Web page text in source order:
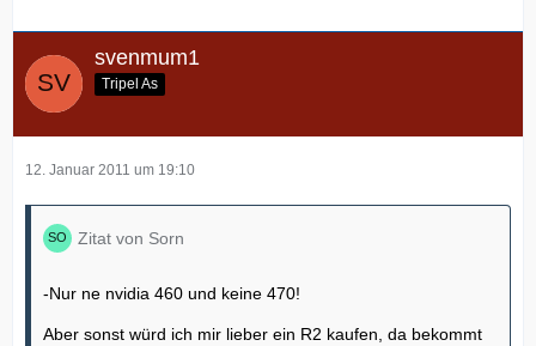
svenmum1
Tripel As
12. Januar 2011 um 19:10
Zitat von Sorn
-Nur ne nvidia 460 und keine 470!
Aber sonst würd ich mir lieber ein R2 kaufen, da bekommt